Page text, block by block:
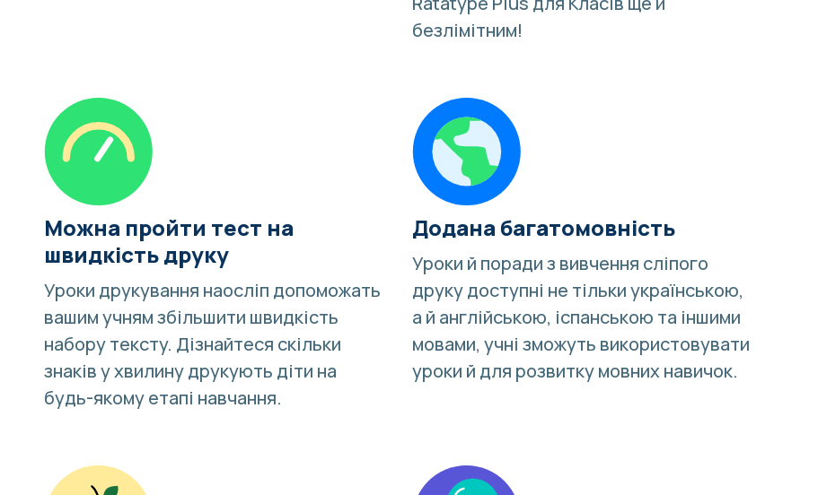
безлімітним!
Можна пройти тест на
швидкість друку
Уроки друкування наосліп допоможать
вашим учням збільшити швидкість
набору тексту. Дізнайтеся скільки
знаків у хвилину друкують діти на
будь-якому етапі навчання.
Додана багатомовність
Уроки й поради з вивчення сліпого
друкудоступні не тільки українською,
а й англійською, іспанською та іншими
мовами, учні зможуть використовувати
уроки й для розвитку мовних навичок.